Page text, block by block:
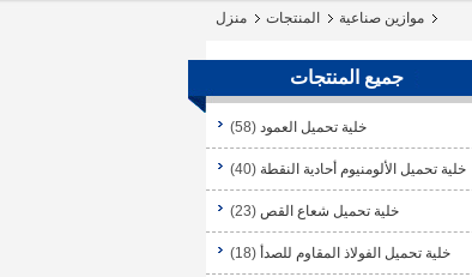
منزل المنتجات موازين صناعية
جميع المنتجات
خلية تحميل العمود (58)
خلية تحميل الألومنيوم أحادية النقطة (40)
خلية تحميل شعاع القص (23)
خلية تحميل الفولاذ المقاوم للصدأ (18)